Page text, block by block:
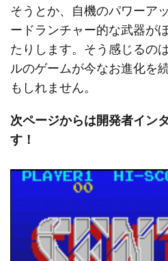
そうとか、自機のパワーア
ードランチャー的な武器が
たりします。そう感じるの
ルのゲームが今なお進化を
もしれません。
次ページからは開発者イン
す！